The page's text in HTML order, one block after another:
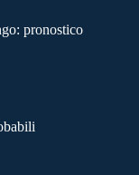
pronostico